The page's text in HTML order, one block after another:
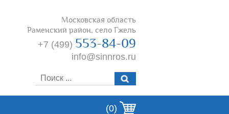
Московская область
Раменский район, село Гжель
+7 (499) 553-84-09
info@sinnros.ru
(0)